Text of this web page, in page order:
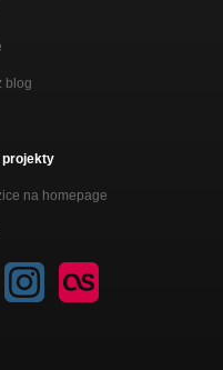
blog
projekty
na homepage